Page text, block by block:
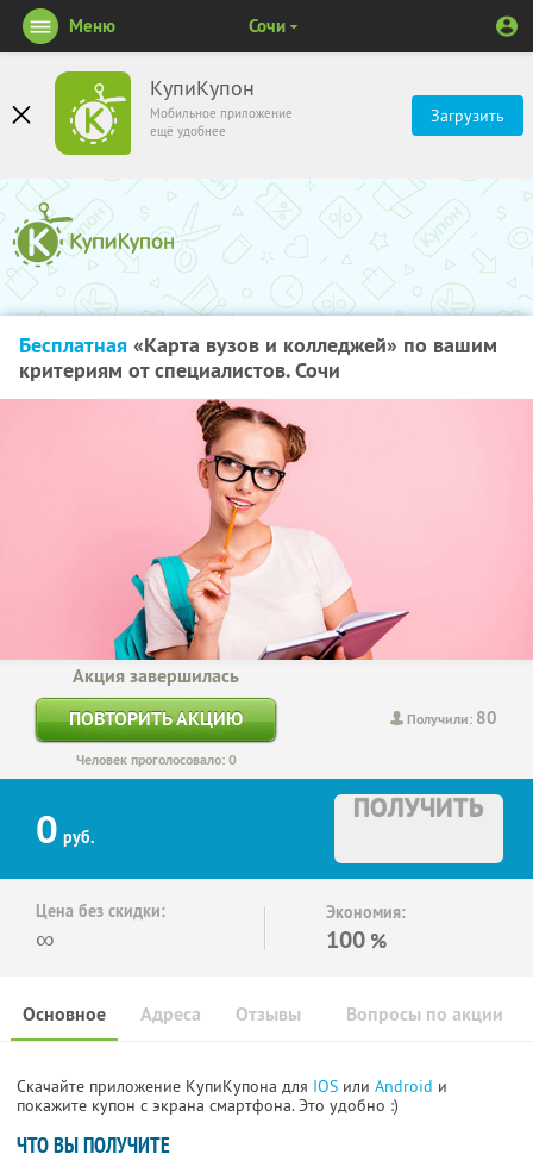
КупиКупон
Мобильное приложение
ещё удобнее
Загрузить
Меню Сочи
Бесплатная «Карта вузов и колледжей» по вашим
критериям от специалистов. Сочи
Получили: 80
Акция завершилась
ПОВТОРИТЬ АКЦИЮ
Человек проголосовало: 0
0 руб.
ПОЛУЧИТЬ
Цена без скидки:
∞
Экономия:
100 %
Основное Отзывы Вопросы по акции
Адреса
Скачайте приложение КупиКупона для IOS или Android и
покажите купон с экрана смартфона. Это удобно :)
ЧТО ВЫ ПОЛУЧИТЕ